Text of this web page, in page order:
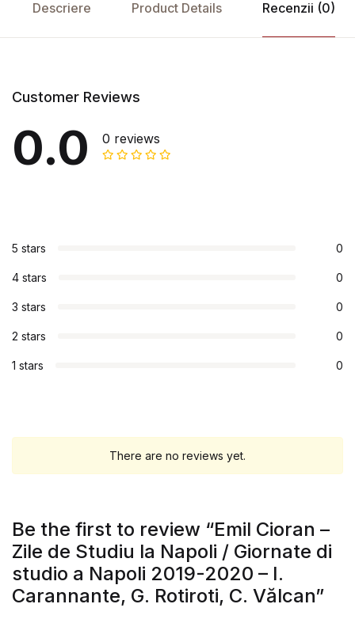
Descriere Product Details Recenzii (0)
Customer Reviews
0.0 0 reviews
5 stars 0
4 stars 0
3 stars 0
2 stars 0
1 stars 0
There are no reviews yet.
Be the first to review “Emil Cioran –
Zile de Studiu la Napoli / Giornate di
studio a Napoli 2019-2020 – I.
Carannante, G. Rotiroti, C. Vălcan”